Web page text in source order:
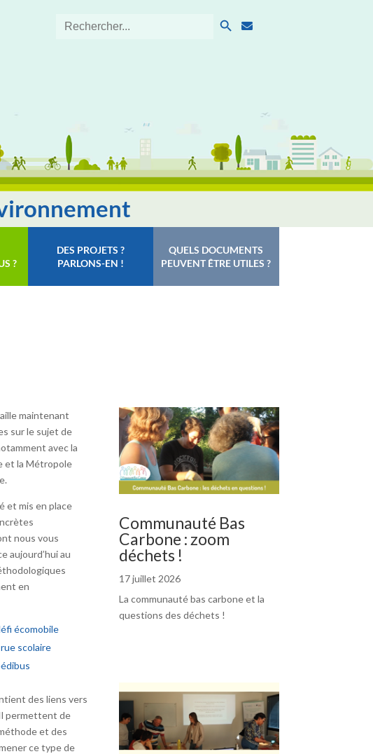
Search
for:
?
DES PROJETS ?
PARLONS-EN !
QUELS DOCUMENTS
PEUVENT ÊTRE UTILES ?
maintenant
sur le sujet de
avec la
et la Métropole
et mis en place
nous vous
aujourd’hui au
en
écomobile
scolaire
des liens vers
permettent de
et des
ce type de
Communauté Bas
Carbone : zoom
déchets !
17 juillet 2026
La communauté bas carbone et la
questions des déchets !